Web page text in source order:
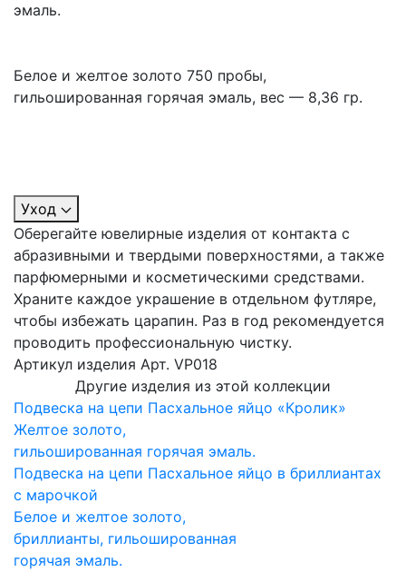
эмаль.
Белое и желтое золото 750 пробы,
гильошированная горячая эмаль, вес — 8,36 гр.
Уход
Оберегайте ювелирные изделия от контакта с
абразивными и твердыми поверхностями, а также
парфюмерными и косметическими средствами.
Храните каждое украшение в отдельном футляре,
чтобы избежать царапин. Раз в год рекомендуется
проводить профессиональную чистку.
Артикул изделия Арт. VP018
Другие изделия из этой коллекции
Подвеска на цепи Пасхальное яйцо «Кролик»
Желтое золото,
гильошированная горячая эмаль.
Подвеска на цепи Пасхальное яйцо в бриллиантах
с марочкой
Белое и желтое золото,
бриллианты, гильошированная
горячая эмаль.